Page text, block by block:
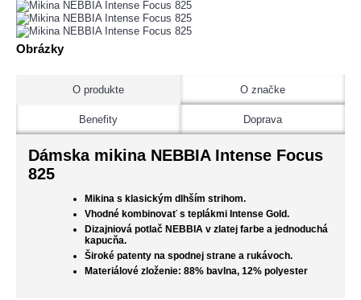
Obrázky
O produkte O značke
Benefity Doprava
Dámska mikina NEBBIA Intense Focus
825
Mikina s klasickým dlhším strihom.
Vhodné kombinovať s teplákmi Intense Gold.
Dizajniová potlač NEBBIA v zlatej farbe a jednoduchá
kapucňa.
Široké patenty na spodnej strane a rukávoch.
Materiálové zloženie: 88% bavlna, 12% polyester